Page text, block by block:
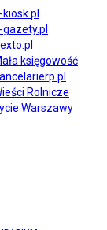
kiosk.pl
gazety.pl
księgowość
Rolnicze
Warszawy